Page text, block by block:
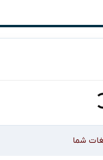
شما